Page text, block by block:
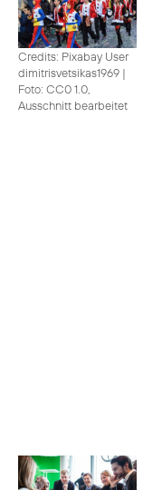
Credits: Pixabay User
dimitrisvetsikas1969 |
Foto: CC0 1.0,
Ausschnitt bearbeitet